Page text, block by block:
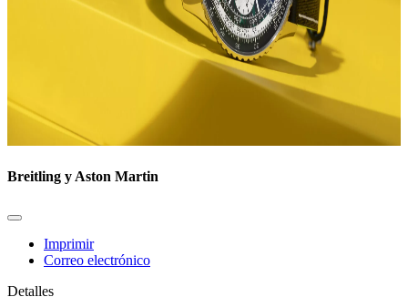
Breitling y Aston Martin
Imprimir
Correo electrónico
Detalles